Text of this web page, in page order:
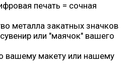
печать = сочная
металла закатных значков
или "маячок" вашего
вашему макету или нашему